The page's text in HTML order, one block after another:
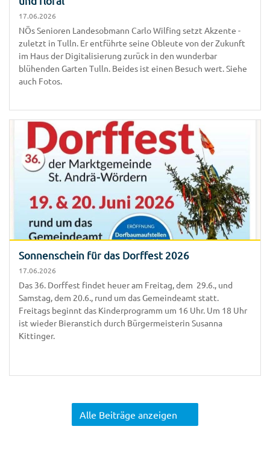
NÖs Senioren Landesobmann Carlo Wilfing setzt Akzente -
zuletzt in Tulln. Er entführte seine Obleute von der Zukunft
im Haus der Digitalisierung zurück in den wunderbar
blühenden Garten Tulln. Beides ist einen Besuch wert. Siehe
auch Fotos.
17.06.2026
Sonnenschein für das Dorffest 2026
Das 36. Dorffest findet heuer am Freitag, dem 29.6., und
Samstag, dem 20.6., rund um das Gemeindeamt statt.
Freitags beginnt das Kinderprogramm um 16 Uhr. Um 18 Uhr
ist wieder Bieranstich durch Bürgermeisterin Susanna
Kittinger.
17.06.2026
Alle Beiträge anzeigen